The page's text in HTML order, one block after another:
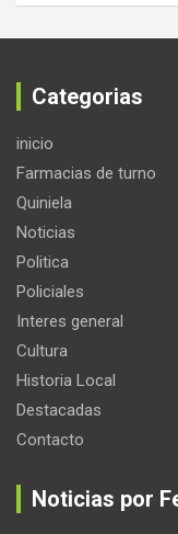
Categorias
inicio
Farmacias de turno
Quiniela
Noticias
Politica
Policiales
Interes general
Cultura
Historia Local
Destacadas
Contacto
Noticias por